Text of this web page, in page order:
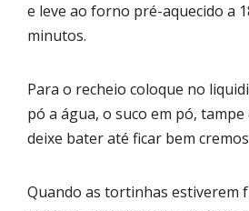
e leve ao forno pré-aquecido a
minutos.
Para o recheio coloque no
pó a água, o suco em pó,
deixe bater até ficar bem
Quando as tortinhas estiverem